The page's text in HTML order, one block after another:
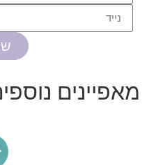
מאפיינים